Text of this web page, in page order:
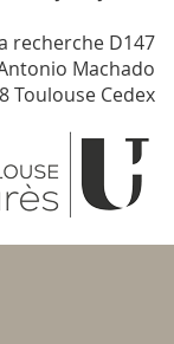
recherche D147
Machado
Toulouse Cedex